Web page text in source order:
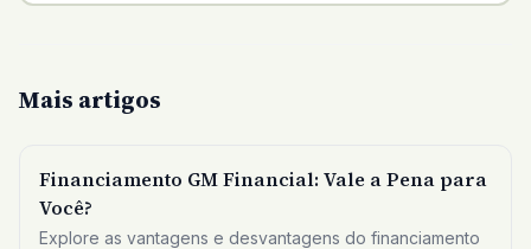
Mais artigos
Financiamento GM Financial: Vale a Pena para
Você?
Explore as vantagens e desvantagens do financiamento